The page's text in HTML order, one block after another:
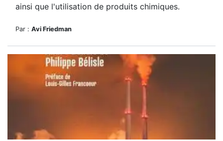
ainsi que l'utilisation de produits chimiques.
Par : Avi Friedman